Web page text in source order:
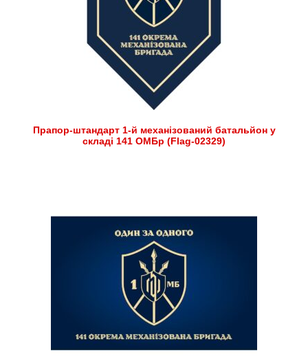
Прапор-штандарт 1-й механізований батальйон у
складі 141 ОМБр (Flag-02329)